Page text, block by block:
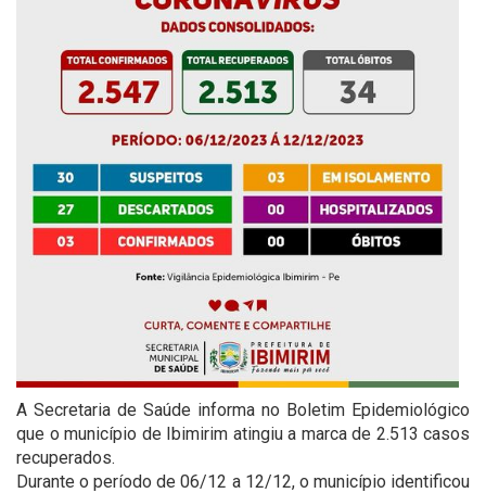
A Secretaria de Saúde informa no Boletim Epidemiológico
que o município de Ibimirim atingiu a marca de 2.513 casos
recuperados.
Durante o período de 06/12 a 12/12, o município identificou